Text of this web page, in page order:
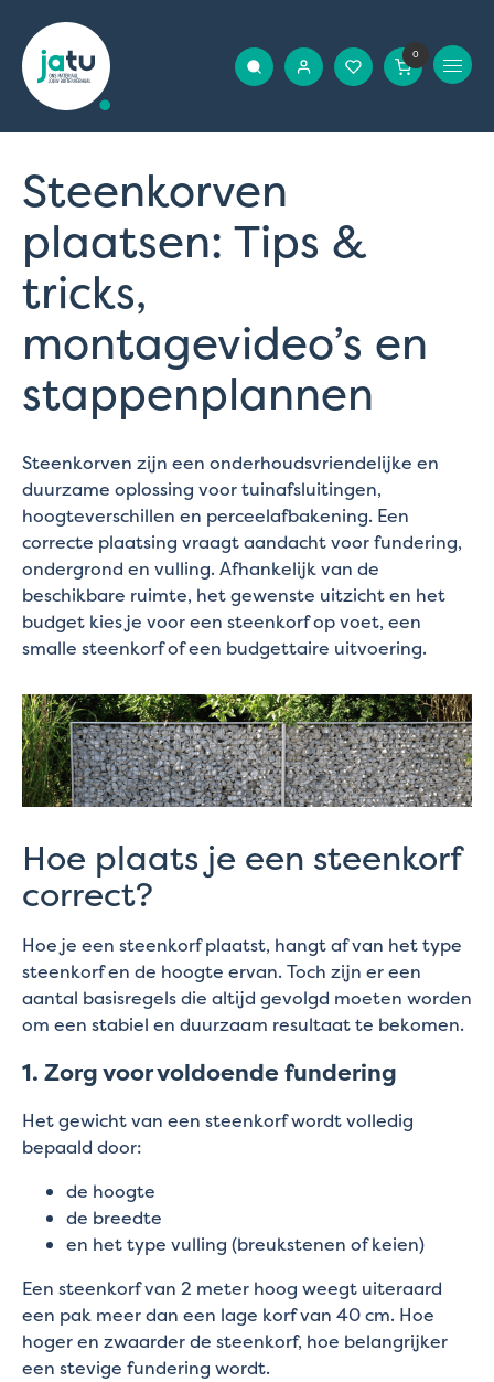
0
Steenkorven
plaatsen: Tips &
tricks,
montagevideo’s en
stappenplannen
Steenkorven zijn een onderhoudsvriendelijke en
duurzame oplossing voor tuinafsluitingen,
hoogteverschillen en perceelafbakening. Een
correcte plaatsing vraagt aandacht voor fundering,
ondergrond en vulling. Afhankelijk van de
beschikbare ruimte, het gewenste uitzicht en het
budget kies je voor een steenkorf op voet, een
smalle steenkorf of een budgettaire uitvoering.
Hoe plaats je een steenkorf
correct?
Hoe je een steenkorf plaatst, hangt af van het type
steenkorf en de hoogte ervan. Toch zijn er een
aantal basisregels die altijd gevolgd moeten worden
om een stabiel en duurzaam resultaat te bekomen.
1. Zorg voor voldoende fundering
Het gewicht van een steenkorf wordt volledig
bepaald door:
de hoogte
de breedte
en het type vulling (breukstenen of keien)
Een steenkorf van 2 meter hoog weegt uiteraard
een pak meer dan een lage korf van 40 cm. Hoe
hoger en zwaarder de steenkorf, hoe belangrijker
een stevige fundering wordt.